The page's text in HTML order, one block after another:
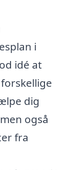
i
idé at
dig
også
fra